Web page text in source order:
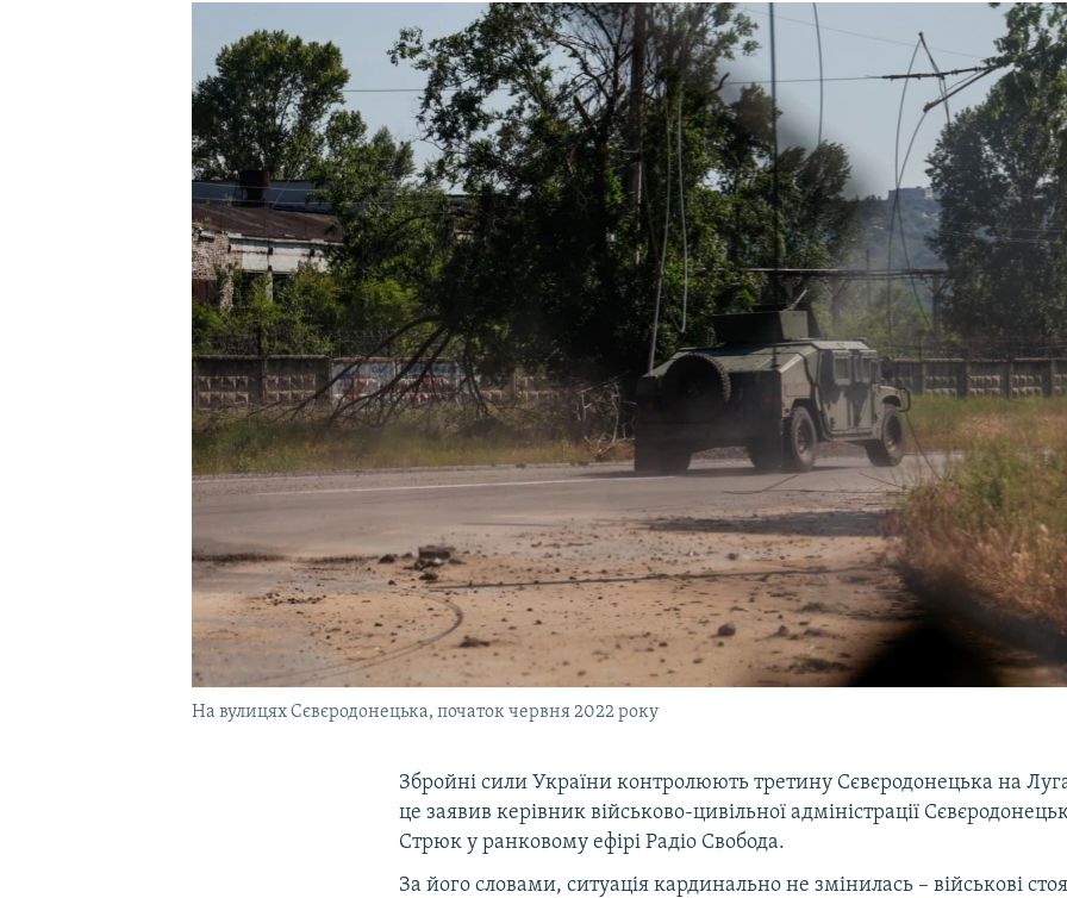
На вулицях Сєвєродонецька, початок червня 2022 року
Збройні сили України контролюють третину Сєвєродонецька на
це заявив керівник військово-цивільної адміністрації
Стрюк у ранковому ефірі Радіо Свобода.
За його словами, ситуація кардинально не змінилась – військові